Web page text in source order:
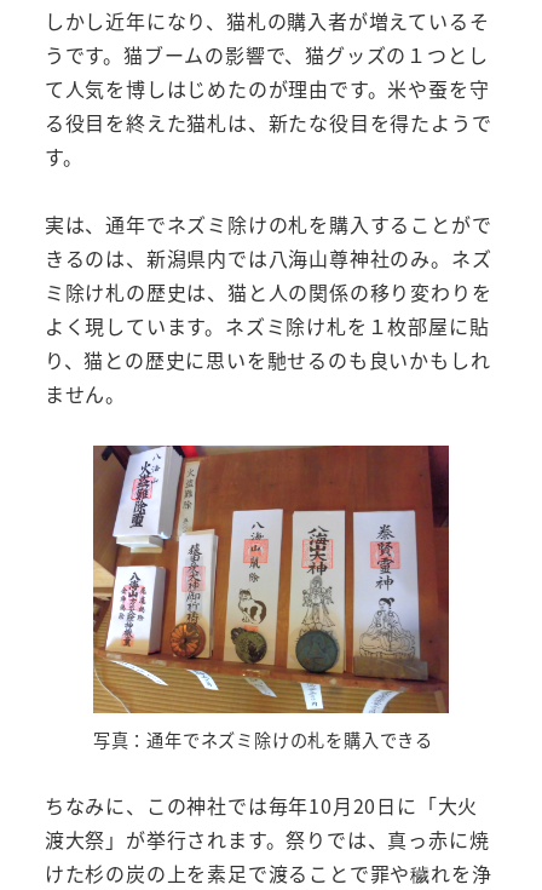
しかし近年になり、猫札の購入者が増えているそ
うです。猫ブームの影響で、猫グッズの１つとし
て人気を博しはじめたのが理由です。米や蚕を守
る役目を終えた猫札は、新たな役目を得たようで
す。
実は、通年でネズミ除けの札を購入することがで
きるのは、新潟県内では八海山尊神社のみ。ネズ
ミ除け札の歴史は、猫と人の関係の移り変わりを
よく現しています。ネズミ除け札を１枚部屋に貼
り、猫との歴史に思いを馳せるのも良いかもしれ
ません。
写真：通年でネズミ除けの札を購入できる
ちなみに、この神社では毎年10月20日に「大火
渡大祭」が挙行されます。祭りでは、真っ赤に焼
けた杉の炭の上を素足で渡ることで罪や穢れを浄